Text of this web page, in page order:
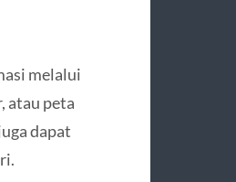
melalui
atau peta
dapat